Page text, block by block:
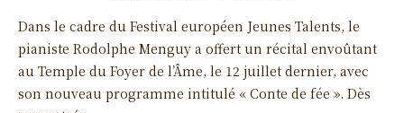
Dans le cadre du Festival européen Jeunes Talents, le
pianiste Rodolphe Menguy a offert un récital envoûtant
au Temple du Foyer de l’Âme, le 12 juillet dernier, avec
son nouveau programme intitulé « Conte de fée ». Dès